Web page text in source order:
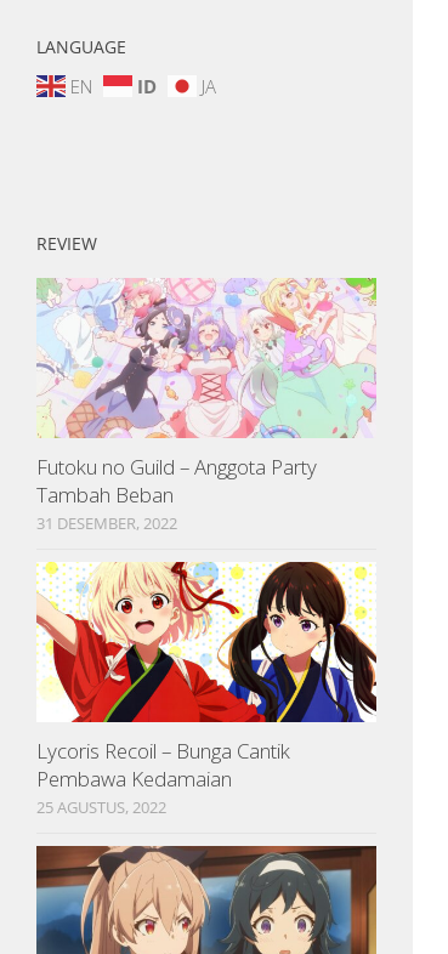
LANGUAGE
EN ID JA
REVIEW
Futoku no Guild – Anggota Party
Tambah Beban
31 DESEMBER, 2022
Lycoris Recoil – Bunga Cantik
Pembawa Kedamaian
25 AGUSTUS, 2022